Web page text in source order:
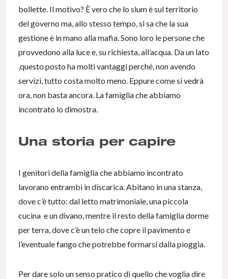
bollette. Il motivo? È vero che lo slum è sul territorio
del governo ma, allo stesso tempo, si sa che la sua
gestione è in mano alla mafia. Sono loro le persone che
provvedono alla luce e, su richiesta, all’acqua. Da un lato
,questo posto ha molti vantaggi perché, non avendo
servizi, tutto costa molto meno. Eppure come si vedrà
ora, non basta ancora. La famiglia che abbiamo
incontrato lo dimostra.
Una storia per capire
I genitori della famiglia che abbiamo incontrato
lavorano entrambi in discarica. Abitano in una stanza,
dove c’è tutto: dal letto matrimoniale, una piccola
cucina e un divano, mentre il resto della famiglia dorme
per terra, dove c’è un telo che copre il pavimento e
l’eventuale fango che potrebbe formarsi dalla pioggia.
Per dare solo un senso pratico di quello che voglia dire